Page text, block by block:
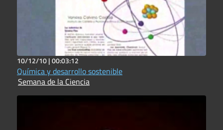
10/12/10 |00:03:12
Química y desarrollo sostenible
Semana de la Ciencia